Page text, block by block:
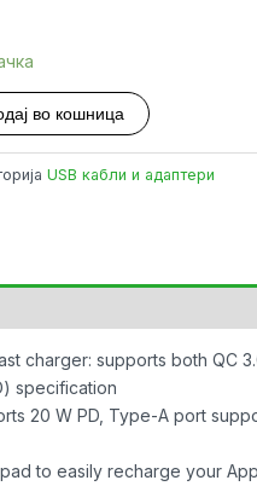
во кошница
USB кабли и адаптери
charger: supports both QC
specification
20 W PD, Type-A port
to easily recharge your